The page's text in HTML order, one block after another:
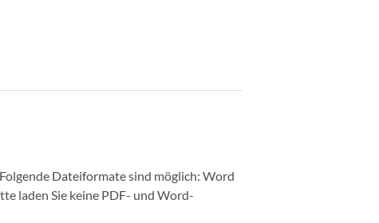
Dateiformate sind möglich: Word
laden Sie keine PDF- und Word-